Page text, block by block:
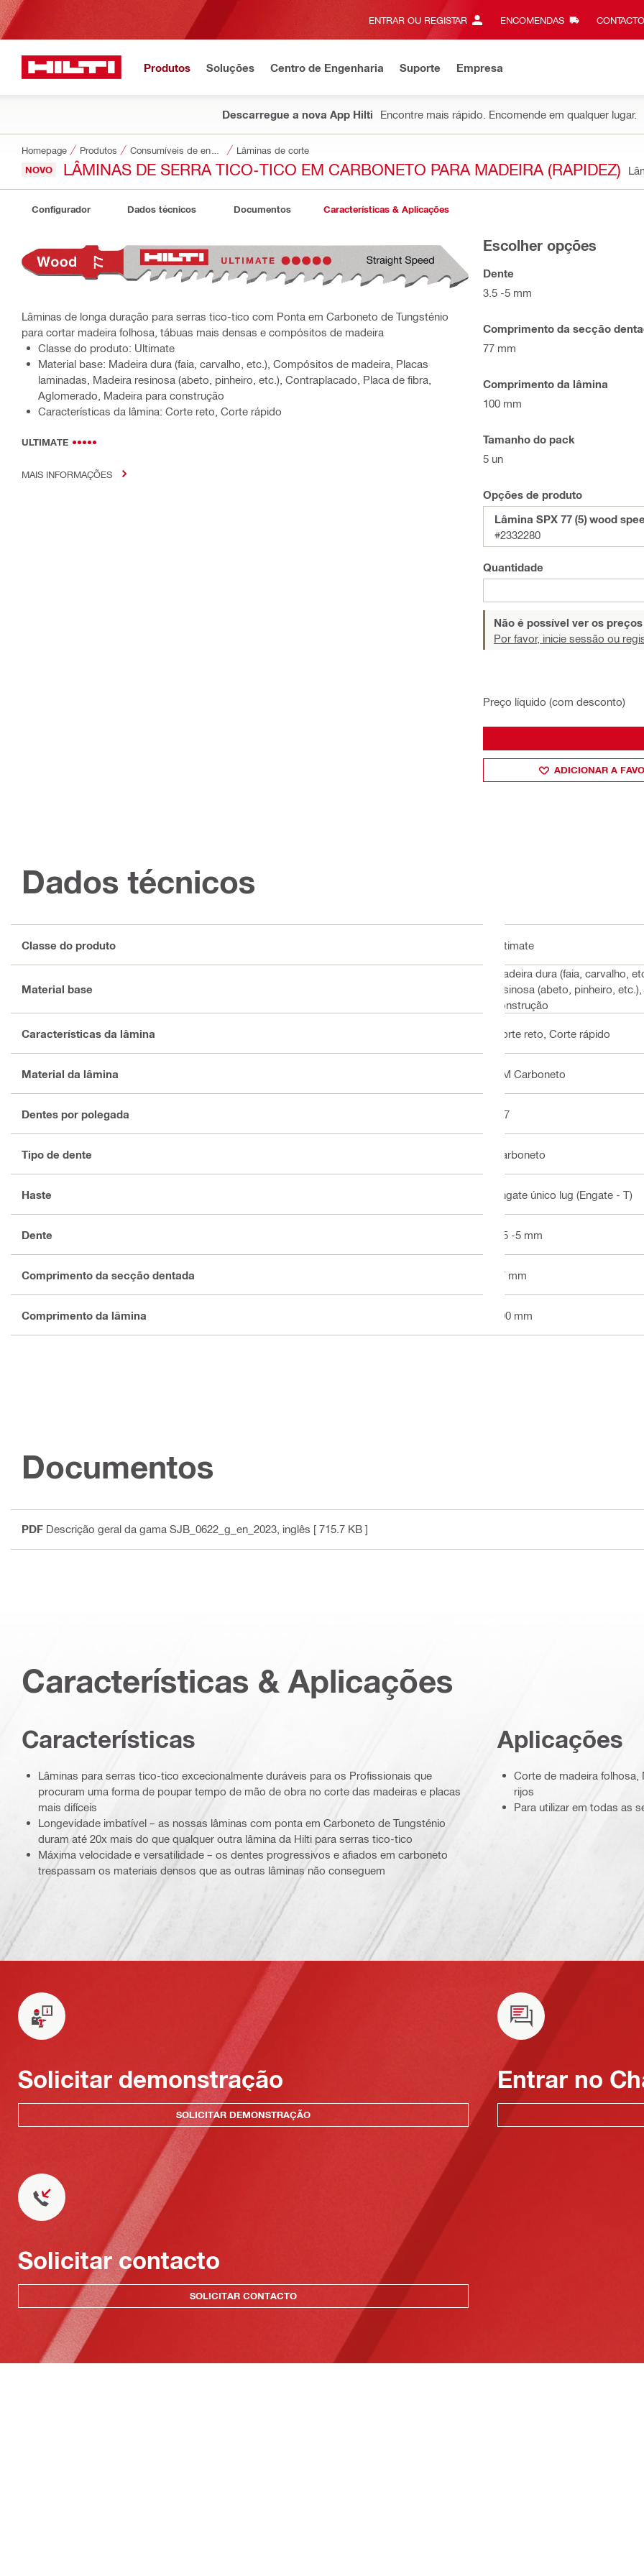
ENTRAR OU REGISTAR ENCOMENDAS CONTACTO‎
Produtos Soluções Centro de Engenharia Suporte Empresa
Descarregue a nova App Hilti Encontre mais rápido. Encomende em qualquer lugar.
Homepage Produtos Lâminas de corte
NOVO LÂMINAS DE SERRA TICO-TICO EM CARBONETO PARA MADEIRA (RAPIDEZ)
Configurador Dados técnicos Documentos Características & Aplicações
Lâminas de longa duração para serras tico-tico com Ponta em Carboneto de Tungsténio
para cortar madeira folhosa, tábuas mais densas e compósitos de madeira
Classe do produto: Ultimate
Material base: Madeira dura (faia, carvalho, etc.), Compósitos de madeira, Placas
laminadas, Madeira resinosa (abeto, pinheiro, etc.), Contraplacado, Placa de fibra,
Aglomerado, Madeira para construção
Características da lâmina: Corte reto, Corte rápido
ULTIMATE
MAIS INFORMAÇÕES
Escolher opções
Dente
3.5 -5 mm
Comprimento da secção
77 mm
Comprimento da lâmina
100 mm
Tamanho do pack
5 un
Opções de produto
Lâmina SPX 77 (5) wood
#2332280
Quantidade
Não é possível ver os
Por favor, inicie sessão ou
Preço líquido (com desconto)
ADICIONAR A
Dados técnicos
Classe do produto Ultimate
Material base
Madeira dura (faia, carvalho,
resinosa (abeto, pinheiro,
construção
Características da lâmina Corte reto, Corte rápido
Material da lâmina HM Carboneto
Dentes por polegada 5-7
Tipo de dente Carboneto
Haste Engate único lug (Engate - T)
Dente 3.5 -5 mm
Comprimento da secção dentada 77 mm
Comprimento da lâmina 100 mm
Documentos
PDF Descrição geral da gama SJB_0622_g_en_2023 , inglês [ 715.7 KB ]
Características & Aplicações
Características
Lâminas para serras tico-tico excecionalmente duráveis para os Profissionais que
procuram uma forma de poupar tempo de mão de obra no corte das madeiras e placas
mais difíceis
Longevidade imbatível – as nossas lâminas com ponta em Carboneto de Tungsténio
duram até 20x mais do que qualquer outra lâmina da Hilti para serras tico-tico
Máxima velocidade e versatilidade – os dentes progressivos e afiados em carboneto
trespassam os materiais densos que as outras lâminas não conseguem
Aplicações
Corte de madeira
rijos
Para utilizar em todas as
Solicitar demonstração
SOLICITAR DEMONSTRAÇÃO
Entrar no
Solicitar contacto
SOLICITAR CONTACTO